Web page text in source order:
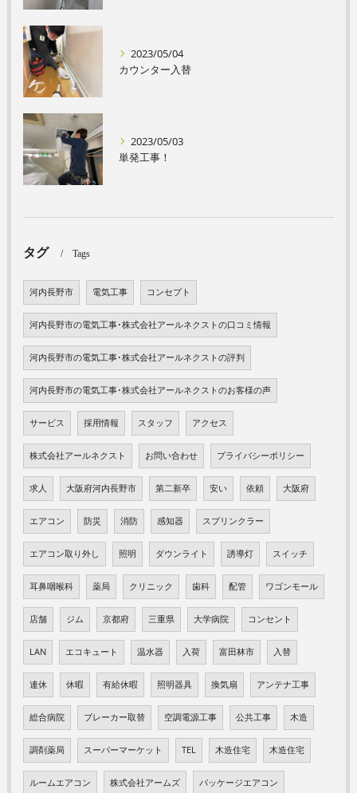
2023/05/04
カウンター入替
2023/05/03
単発工事！
タグ Tags
河内長野市 電気工事 コンセプト
河内長野市の電気工事･株式会社アールネクストの口コミ情報
河内長野市の電気工事･株式会社アールネクストの評判
河内長野市の電気工事･株式会社アールネクストのお客様の声
サービス 採用情報 スタッフ アクセス
株式会社アールネクスト お問い合わせ プライバシーポリシー
求人 大阪府河内長野市 第二新卒 安い 依頼 大阪府
エアコン 防災 消防 感知器 スプリンクラー
エアコン取り外し 照明 ダウンライト 誘導灯 スイッチ
耳鼻咽喉科 薬局 クリニック 歯科 配管 ワゴンモール
店舗 ジム 京都府 三重県 大学病院 コンセント
LAN エコキュート 温水器 入荷 富田林市 入替
連休 休暇 有給休暇 照明器具 換気扇 アンテナ工事
総合病院 ブレーカー取替 空調電源工事 公共工事 木造
調剤薬局 スーパーマーケット TEL 木造住宅 木造住宅
ルームエアコン 株式会社アームズ パッケージエアコン